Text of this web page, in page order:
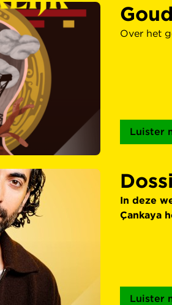
Over het
Luister
In deze
Çankaya
Luister